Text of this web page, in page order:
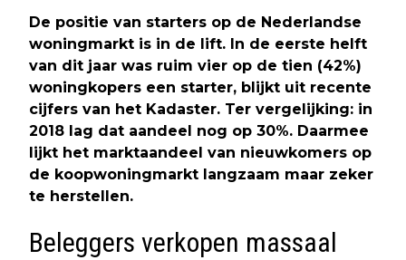
De positie van starters op de Nederlandse
woningmarkt is in de lift. In de eerste helft
van dit jaar was ruim vier op de tien (42%)
woningkopers een starter, blijkt uit recente
cijfers van het Kadaster. Ter vergelijking: in
2018 lag dat aandeel nog op 30%. Daarmee
lijkt het marktaandeel van nieuwkomers op
de koopwoningmarkt langzaam maar zeker
te herstellen.
Beleggers verkopen massaal